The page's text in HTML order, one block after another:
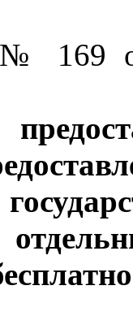
№ 169